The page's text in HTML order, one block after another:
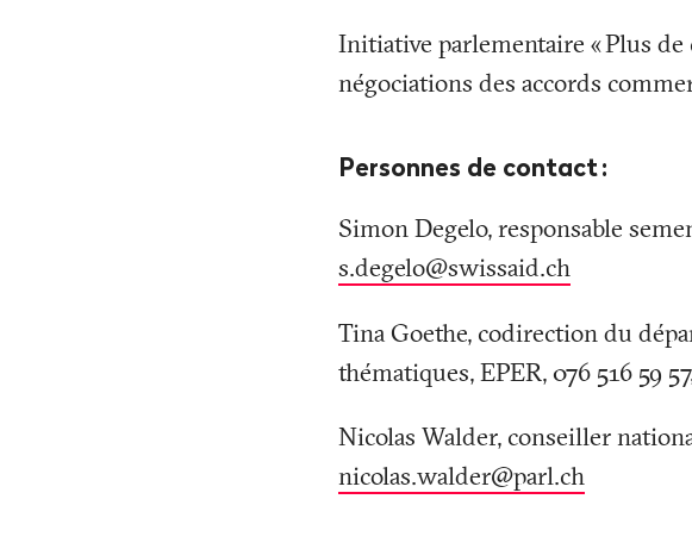
Initiative parlementaire «Plus de
négociations des accords
Personnes de contact:
Simon Degelo, responsable
s.degelo@swissaid.ch
Tina Goethe, codirection du
thématiques, EPER, 076 516 59
Nicolas Walder, conseiller
nicolas.walder@parl.ch